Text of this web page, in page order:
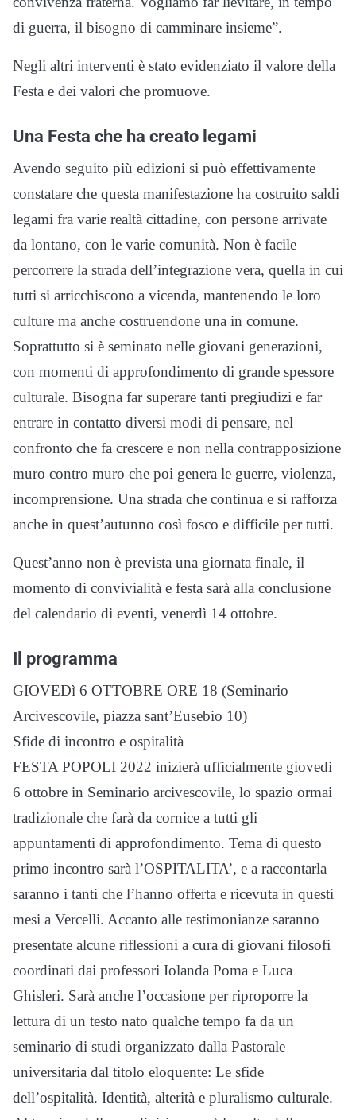
di guerra, il bisogno di camminare insieme”.
Negli altri interventi è stato evidenziato il valore della
Festa e dei valori che promuove.
Una Festa che ha creato legami
Avendo seguito più edizioni si può effettivamente
constatare che questa manifestazione ha costruito saldi
legami fra varie realtà cittadine, con persone arrivate
da lontano, con le varie comunità. Non è facile
percorrere la strada dell’integrazione vera, quella in cui
tutti si arricchiscono a vicenda, mantenendo le loro
culture ma anche costruendone una in comune.
Soprattutto si è seminato nelle giovani generazioni,
con momenti di approfondimento di grande spessore
culturale. Bisogna far superare tanti pregiudizi e far
entrare in contatto diversi modi di pensare, nel
confronto che fa crescere e non nella contrapposizione
muro contro muro che poi genera le guerre, violenza,
incomprensione. Una strada che continua e si rafforza
anche in quest’autunno così fosco e difficile per tutti.
Quest’anno non è prevista una giornata finale, il
momento di convivialità e festa sarà alla conclusione
del calendario di eventi, venerdì 14 ottobre.
Il programma
GIOVEDì 6 OTTOBRE ORE 18 (Seminario
Arcivescovile, piazza sant’Eusebio 10)
Sfide di incontro e ospitalità
FESTA POPOLI 2022 inizierà ufficialmente giovedì
6 ottobre in Seminario arcivescovile, lo spazio ormai
tradizionale che farà da cornice a tutti gli
appuntamenti di approfondimento. Tema di questo
primo incontro sarà l’OSPITALITA’, e a raccontarla
saranno i tanti che l’hanno offerta e ricevuta in questi
mesi a Vercelli. Accanto alle testimonianze saranno
presentate alcune riflessioni a cura di giovani filosofi
coordinati dai professori Iolanda Poma e Luca
Ghisleri. Sarà anche l’occasione per riproporre la
lettura di un testo nato qualche tempo fa da un
seminario di studi organizzato dalla Pastorale
universitaria dal titolo eloquente: Le sfide
dell’ospitalità. Identità, alterità e pluralismo culturale.